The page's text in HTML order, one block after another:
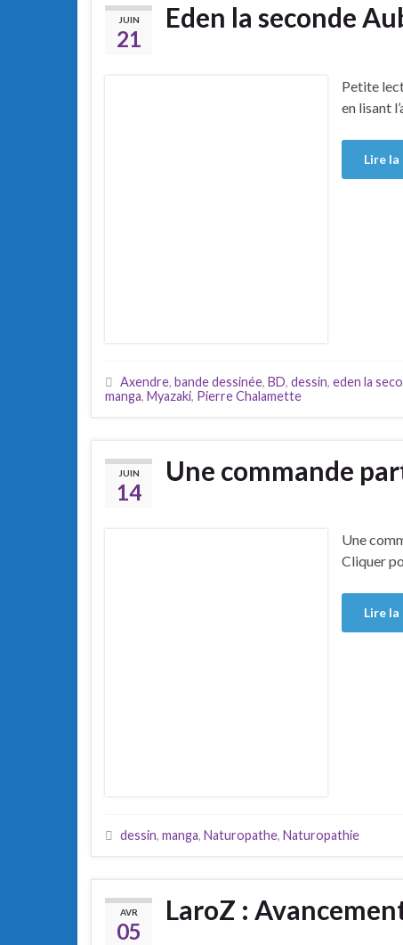
JUIN
21
Eden la seconde
Petite
en lisant
Lire
Axendre, bande dessinée, BD, dessin, eden la
manga, Myazaki, Pierre Chalamette
JUIN
14
Une commande
Une
Cliquer
Lire
dessin, manga, Naturopathe, Naturopathie
AVR
05
LaroZ :